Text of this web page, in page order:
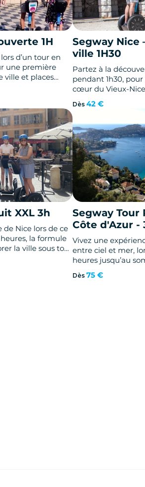
1H
d’un tour en
une première
ville et places
Segway Nice
ville 1H30
Partez à la
pendant 1h30,
cœur du Vieux-
alentours, incluse
célèbre Quai
#ILOVENICE et
Anges !
Dès 42 €
XXL 3h
Nice lors de ce
la formule
la ville sous tous
Segway Tour
Côte d'Azur -
Vivez une
entre ciel et mer,
heures jusqu’au
balade
succèdent et où la
Dès 75 €